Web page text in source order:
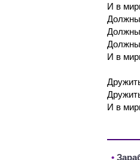
И в
Должны
Должны
Должны
И в
И в
•